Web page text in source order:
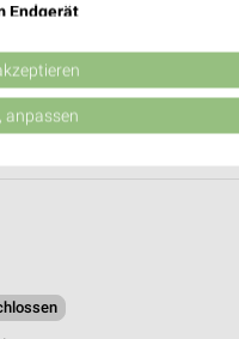
Endgerät
anpassen